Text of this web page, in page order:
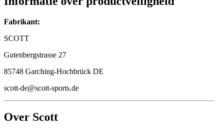
Fabrikant:
SCOTT
Gutenbergstrasse 27
85748 Garching-Hochbrück DE
scott-de@scott-sports.de
Over Scott